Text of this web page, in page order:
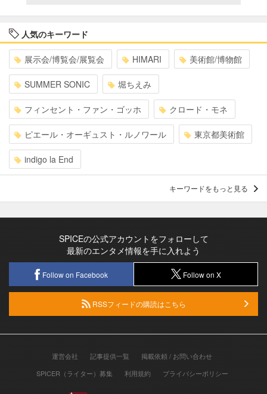
人気のキーワード
展示会/博覧会/展覧会 HIMARI 美術館/博物館
SUMMER SONIC 堀ちえみ
フィンセント・ファン・ゴッホ クロード・モネ
ピエール・オーギュスト・ルノワール 東京都美術館
indigo la End
キーワードをもっと見る
SPICEの公式アカウントをフォローして
最新のエンタメ情報を手に入れよう
Follow on Facebook Follow on X
RSSフィードの購読はこちら
運営会社 記事提供一覧
掲載依頼 / お問い合わせ
SPICER（ライター）募集
利用規約 プライバシーポリシー